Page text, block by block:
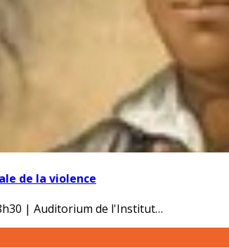
de la violence
| Auditorium de l'Institut…